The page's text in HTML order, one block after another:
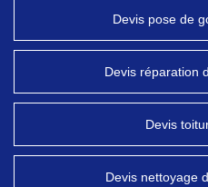
Devis pose de
Devis réparation
Devis
Devis nettoyage